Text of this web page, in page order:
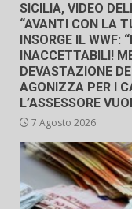
SICILIA, VIDEO
“AVANTI CON LA
INSORGE IL WWF:
INACCETTABILI!
DEVASTAZIONE
AGONIZZA PER I
L’ASSESSORE
7 Agosto 2026